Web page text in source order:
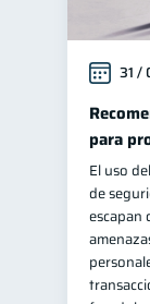
31 /
para
El uso
de
escapan